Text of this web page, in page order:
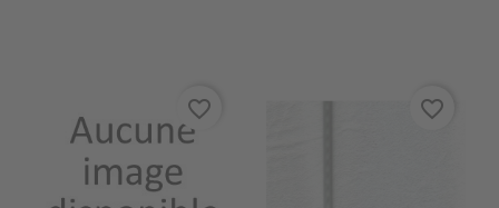
favorite_border favorite_border